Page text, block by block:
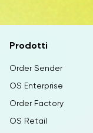
Prodotti
Order Sender
OS Enterprise
Order Factory
OS Retail